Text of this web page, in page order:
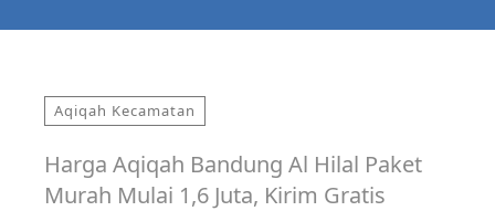
Aqiqah Kecamatan
Harga Aqiqah Bandung Al Hilal Paket
Murah Mulai 1,6 Juta, Kirim Gratis